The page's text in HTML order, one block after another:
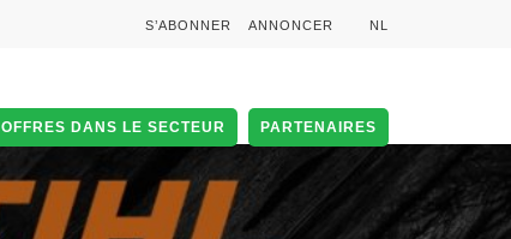
S’ABONNER ANNONCER NL
OFFRES DANS LE SECTEUR PARTENAIRES